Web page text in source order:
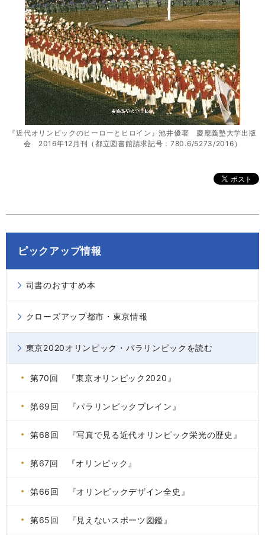
『近代オリンピックのヒーローとヒロイン』池井優著 慶應義塾大学出版
会 2016年12月刊（都立図書館請求記号：780.6/5273/2016）
ピックアップ情報
司書のおすすめ本
クローズアップ都市・東京情報
東京2020オリンピック・パラリンピックを読む
第70回 『東京オリンピック2020』
第69回 『パラリンピックブレイン』
第68回 『写真で見る近代オリンピック栄光の歴史』
第67回 『オリンピック』
第66回 『オリンピックデザイン全史』
第65回 『見えないスポーツ図鑑』